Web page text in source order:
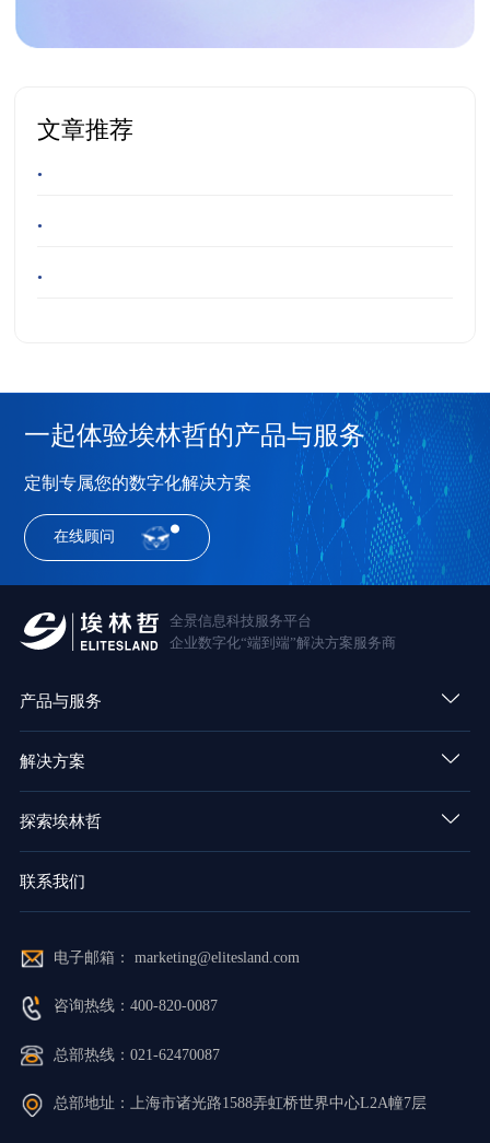
文章推荐
•
•
•
一起体验埃林哲的产品与服务
定制专属您的数字化解决方案
在线顾问
全景信息科技服务平台
企业数字化“端到端”解决方案服务商
产品与服务
解决方案
探索埃林哲
联系我们
电子邮箱： marketing@elitesland.com
咨询热线：400-820-0087
总部热线：021-62470087
总部地址：上海市诸光路1588弄虹桥世界中心L2A幢7层